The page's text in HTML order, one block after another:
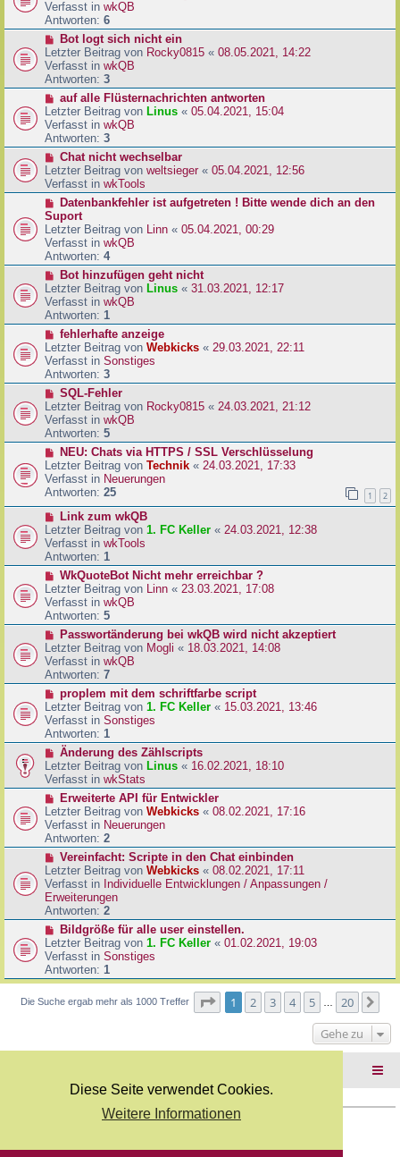
Diese Seite verwendet Cookies.
Weitere Informationen
i
t
a
g
u
e
r
B
e
i
t
a
g
Verfasst in wkQB
Antworten: 6
N
e
u
e
r
B
e
i
t
a
g
Bot logt sich nicht ein
Letzter Beitrag von Rocky0815 « 08.05.2021, 14:22
Verfasst in wkQB
Antworten: 3
N
e
u
e
r
B
e
i
r
a
g
auf alle Flüsternachrichten antworten
Letzter Beitrag von Linus « 05.04.2021, 15:04
Verfasst in wkQB
Antworten: 3
N
e
u
e
B
e
i
t
a
g
Chat nicht wechselbar
Letzter Beitrag von weltsieger « 05.04.2021, 12:56
Verfasst in wkTools
N
e
u
e
r
B
e
i
t
r
a
g
Datenbankfehler ist aufgetreten ! Bitte wende dich an den
Suport
Letzter Beitrag von Linn « 05.04.2021, 00:29
Verfasst in wkQB
Antworten: 4
N
e
u
e
r
B
e
i
t
a
g
Bot hinzufügen geht nicht
Letzter Beitrag von Linus « 31.03.2021, 12:17
Verfasst in wkQB
Antworten: 1
N
e
u
e
r
B
e
i
t
a
g
fehlerhafte anzeige
Letzter Beitrag von Webkicks « 29.03.2021, 22:11
Verfasst in Sonstiges
Antworten: 3
N
e
u
e
r
B
e
i
t
a
g
SQL-Fehler
Letzter Beitrag von Rocky0815 « 24.03.2021, 21:12
Verfasst in wkQB
Antworten: 5
N
e
u
e
r
B
e
i
t
a
g
NEU: Chats via HTTPS / SSL Verschlüsselung
Letzter Beitrag von Technik « 24.03.2021, 17:33
Verfasst in Neuerungen
Antworten: 25 1 2
N
e
u
e
r
B
e
i
t
a
g
Link zum wkQB
Letzter Beitrag von 1. FC Keller « 24.03.2021, 12:38
Verfasst in wkTools
Antworten: 1
N
e
u
e
r
B
e
i
t
a
g
WkQuoteBot Nicht mehr erreichbar ?
Letzter Beitrag von Linn « 23.03.2021, 17:08
Verfasst in wkQB
Antworten: 5
N
e
u
e
r
B
e
i
t
a
g
Passwortänderung bei wkQB wird nicht akzeptiert
Letzter Beitrag von Mogli « 18.03.2021, 14:08
Verfasst in wkQB
Antworten: 7
N
e
u
e
r
B
e
i
r
a
g
proplem mit dem schriftfarbe script
Letzter Beitrag von 1. FC Keller « 15.03.2021, 13:46
Verfasst in Sonstiges
Antworten: 1
N
e
u
e
r
B
e
i
r
a
g
Änderung des Zählscripts
Letzter Beitrag von Linus « 16.02.2021, 18:10
Verfasst in wkStats
N
e
u
e
r
B
e
i
t
r
a
g
Erweiterte API für Entwickler
Letzter Beitrag von Webkicks « 08.02.2021, 17:16
Verfasst in Neuerungen
Antworten: 2
N
e
u
e
r
B
e
i
t
r
g
Vereinfacht: Scripte in den Chat einbinden
Letzter Beitrag von Webkicks « 08.02.2021, 17:11
Verfasst in Individuelle Entwicklungen / Anpassungen /
Erweiterungen
Antworten: 2
N
e
u
e
r
B
e
r
Bildgröße für alle user einstellen.
Letzter Beitrag von 1. FC Keller « 01.02.2021, 19:03
Verfasst in Sonstiges
Antworten: 1
Die Suche ergab mehr als 1000 Treffer Seite von
1 2 3 4 5 20
Gehe zu
Deutsche Übersetzung durchphpBB.de